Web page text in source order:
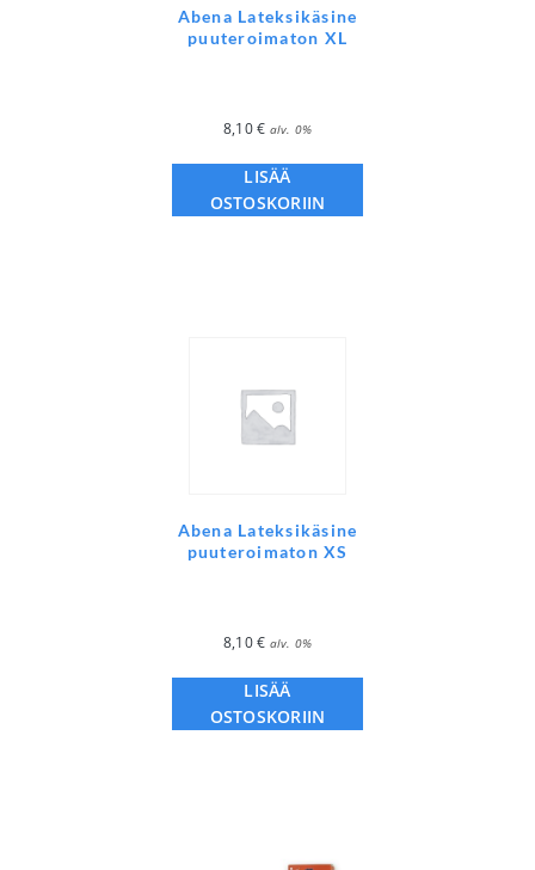
Abena Lateksikäsine
puuteroimaton XL
8,10€ alv. 0%
LISÄÄ
OSTOSKORIIN
Abena Lateksikäsine
puuteroimaton XS
8,10€ alv. 0%
LISÄÄ
OSTOSKORIIN